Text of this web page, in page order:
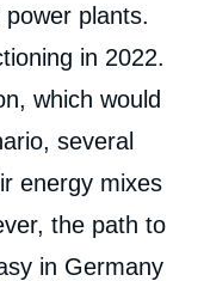
plants.
in 2022.
which would
several
energy mixes
the path to
in Germany